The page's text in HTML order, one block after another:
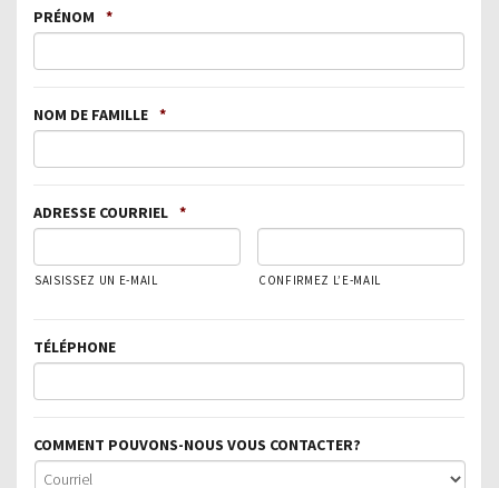
PRÉNOM *
NOM DE FAMILLE *
ADRESSE COURRIEL *
SAISISSEZ UN E-MAIL CONFIRMEZ L’E-MAIL
TÉLÉPHONE
COMMENT POUVONS-NOUS VOUS CONTACTER?